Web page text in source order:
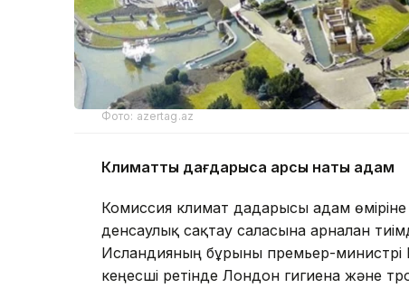
Фото: azertag.az
Климаттық дағдарысқа қарсы нақты қадам
Комиссия климат дағдарысы адам өміріне
денсаулық сақтау саласына арналған
Исландияның бұрынғы премьер-
кеңесші ретінде Лондон гигиена және